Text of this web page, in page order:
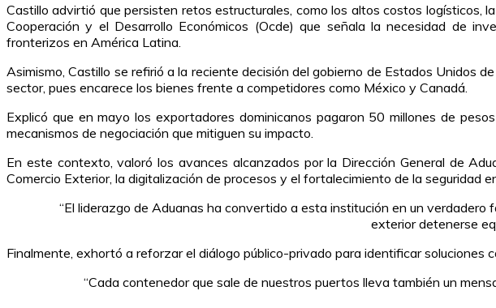
Castillo advirtió que persisten retos estructurales, como los altos costos logísticos,
Cooperación y el Desarrollo Económicos (Ocde) que señala la necesidad de
fronterizos en América Latina.
Asimismo, Castillo se refirió a la reciente decisión del gobierno de Estados Unidos
sector, pues encarece los bienes frente a competidores como México y Canadá.
Explicó que en mayo los exportadores dominicanos pagaron 50 millones de
mecanismos de negociación que mitiguen su impacto.
En este contexto, valoró los avances alcanzados por la Dirección General de
Comercio Exterior, la digitalización de procesos y el fortalecimiento de la seguridad
“El liderazgo de Aduanas ha convertido a esta institución en un
exterior detenerse
Finalmente, exhortó a reforzar el diálogo público-privado para identificar
“Cada contenedor que sale de nuestros puertos lleva también un